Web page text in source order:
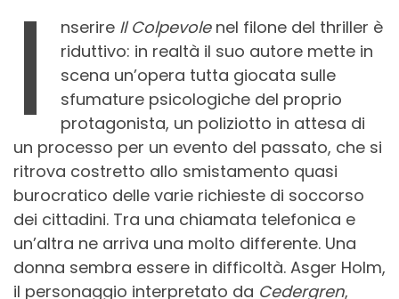
I nserire Il Colpevolenel filone del thriller è
riduttivo: in realtà il suo autore mette in
scena un’opera tutta giocata sulle
sfumature psicologiche del proprio
protagonista, un poliziotto in attesa di
un processo per un evento del passato, che si
ritrova costretto allo smistamento quasi
burocratico delle varie richieste di soccorso
dei cittadini. Tra una chiamata telefonica e
un’altra ne arriva una molto differente. Una
donna sembra essere in difficoltà. Asger Holm,
il personaggio interpretato da Cedergren,